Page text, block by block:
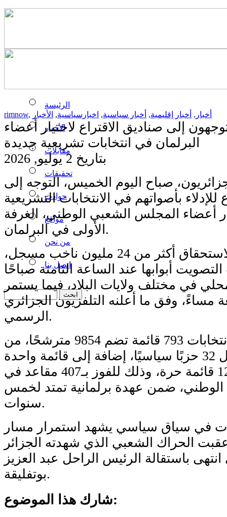
الرئيسة
الأخبار
مقابلات
تحقيقات
حوادث
مواقع
من نحن
اتصل بنا
rimnow, أخبار , أخبار إقليمية, أخبار سياسية, اخبارسياسية, الأخبار
إلى صناديق الاقتراع لاختيار أعضاء
البرلمان في انتخابات تشريعية جديدة
بتاريخ 2 يوليو, 2026
صباح اليوم الخميس، التوجه إلى
للإدلاء بأصواتهم في الانتخابات التشريعية
أعضاء المجلس الشعبي الوطني، الغرفة
الأولى في البرلمان.
ويشارك في هذا الاستحقاق أكثر من 24 مليون ناخب مسجل،
أبوابها عند الساعة الثامنة صباحًا
في مختلف ولايات البلاد، فيما يستمر
مساءً، وفق ما أعلنه التلفزيون الجزائري
الرسمي.
ويتنافس في الانتخابات 793 قائمة تضم 9854 مترشحًا، من
بينها 613 قائمة تمثل 32 حزبًا سياسيًا، إضافة إلى قائمة واحدة
لتحالف سياسي و125 قائمة حرة، وذلك للفوز بـ407 مقاعد في
ضمن عهدة برلمانية تمتد لخمس
سنوات.
في سياق سياسي يشهد استمرار مسار
الحراك الشعبي الذي شهدته الجزائر
والذي انتهى باستقالة الرئيس الراحل عبد العزيز
بوتفليقة.
شارك هذا الموضوع: